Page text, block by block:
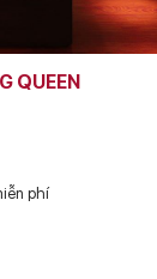
QUEEN
phí